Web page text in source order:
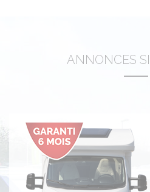
ANNONCES
Photos